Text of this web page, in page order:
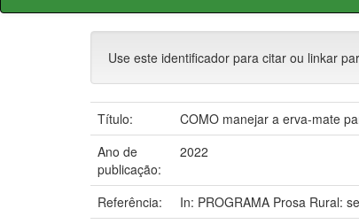
Use este identificador para citar ou linkar
Título:
COMO manejar a erva-mate
Ano de
publicação:
2022
Referência:
In: PROGRAMA Prosa Rural: